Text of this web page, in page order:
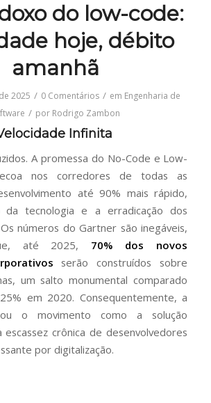
do low-code:
hoje, débito
amanhã
2025 / 0 Comentários / em Engenharia de
/ por Rodrigo Zambon
Infinita
A promessa do No-Code e Low-
nos corredores de todas as
até 90% mais rápido,
da tecnologia e a erradicação dos
números do Gartner são inegáveis,
até 2025, 70% dos novos
serão construídos sobre
um salto monumental comparado
em 2020. Consequentemente, a
o movimento como a solução
crônica de desenvolvedores
por digitalização.